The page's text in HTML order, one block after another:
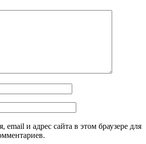
email и адрес сайта в этом браузере для